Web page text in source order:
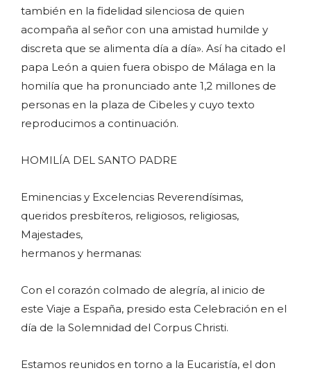
también en la fidelidad silenciosa de quien
acompaña al señor con una amistad humilde y
discreta que se alimenta día a día». Así ha citado el
papa León a quien fuera obispo de Málaga en la
homilía que ha pronunciado ante 1,2 millones de
personas en la plaza de Cibeles y cuyo texto
reproducimos a continuación.
HOMILÍA DEL SANTO PADRE
Eminencias y Excelencias Reverendísimas,
queridos presbíteros, religiosos, religiosas,
Majestades,
hermanos y hermanas:
Con el corazón colmado de alegría, al inicio de
este Viaje a España, presido esta Celebración en el
día de la Solemnidad del Corpus Christi.
Estamos reunidos en torno a la Eucaristía, el don